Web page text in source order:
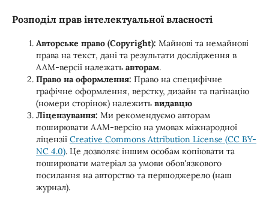
Розподіл прав інтелектуальної власності
Авторське право (Copyright): Майнові та немайнові
права на текст, дані та результати дослідження в
ААМ-версії належать авторам.
Право на оформлення: Право на специфічне
графічне оформлення, верстку, дизайн та пагінацію
(номери сторінок) належить видавцю
Ліцензування: Ми рекомендуємо авторам
поширювати ААМ-версію на умовах міжнародної
ліцензії Creative Commons Attribution License (CC BY-
NC 4.0). Це дозволяє іншим особам копіювати та
поширювати матеріал за умови обов'язкового
посилання на авторство та першоджерело (наш
журнал).